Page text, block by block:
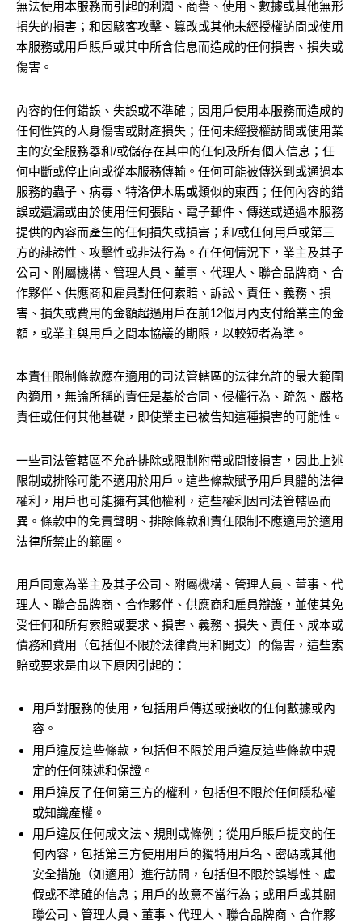
無法使用本服務而引起的利潤、商譽、使用、數據或其他無形
損失的損害；和因駭客攻擊、篡改或其他未經授權訪問或使用
本服務或用戶賬戶或其中所含信息而造成的任何損害、損失或
傷害。
內容的任何錯誤、失誤或不準確；因用戶使用本服務而造成的
任何性質的人身傷害或財產損失；任何未經授權訪問或使用業
主的安全服務器和/或儲存在其中的任何及所有個人信息；任
何中斷或停止向或從本服務傳輸。任何可能被傳送到或通過本
服務的蟲子、病毒、特洛伊木馬或類似的東西；任何內容的錯
誤或遺漏或由於使用任何張貼、電子郵件、傳送或通過本服務
提供的內容而產生的任何損失或損害；和/或任何用戶或第三
方的誹謗性、攻擊性或非法行為。在任何情況下，業主及其子
公司、附屬機構、管理人員、董事、代理人、聯合品牌商、合
作夥伴、供應商和雇員對任何索賠、訴訟、責任、義務、損
害、損失或費用的金額超過用戶在前12個月內支付給業主的金
額，或業主與用戶之間本協議的期限，以較短者為準。
本責任限制條款應在適用的司法管轄區的法律允許的最大範圍
內適用，無論所稱的責任是基於合同、侵權行為、疏忽、嚴格
責任或任何其他基礎，即使業主已被告知這種損害的可能性。
一些司法管轄區不允許排除或限制附帶或間接損害，因此上述
限制或排除可能不適用於用戶。這些條款賦予用戶具體的法律
權利，用戶也可能擁有其他權利，這些權利因司法管轄區而
異。條款中的免責聲明、排除條款和責任限制不應適用於適用
法律所禁止的範圍。
用戶同意為業主及其子公司、附屬機構、管理人員、董事、代
理人、聯合品牌商、合作夥伴、供應商和雇員辯護，並使其免
受任何和所有索賠或要求、損害、義務、損失、責任、成本或
債務和費用（包括但不限於法律費用和開支）的傷害，這些索
賠或要求是由以下原因引起的：
用戶對服務的使用，包括用戶傳送或接收的任何數據或內
容。
用戶違反這些條款，包括但不限於用戶違反這些條款中規
定的任何陳述和保證。
用戶違反了任何第三方的權利，包括但不限於任何隱私權
或知識產權。
用戶違反任何成文法、規則或條例；從用戶賬戶提交的任
何內容，包括第三方使用用戶的獨特用戶名、密碼或其他
安全措施（如適用）進行訪問，包括但不限於誤導性、虛
假或不準確的信息；用戶的故意不當行為；或用戶或其關
聯公司、管理人員、董事、代理人、聯合品牌商、合作夥